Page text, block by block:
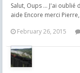
Salut, Oups ... J'ai
aide Encore merci
February 26, 2015